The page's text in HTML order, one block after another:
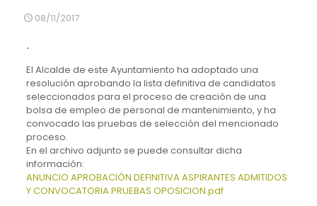
08/11/2017
.
El Alcalde de este Ayuntamiento ha adoptado una
resolución aprobando la lista definitiva de candidatos
seleccionados para el proceso de creación de una
bolsa de empleo de personal de mantenimiento, y ha
convocado las pruebas de selección del mencionado
proceso.
En el archivo adjunto se puede consultar dicha
información:
ANUNCIO APROBACIÓN DEFINITIVA ASPIRANTES ADMITIDOS
Y CONVOCATORIA PRUEBAS OPOSICION.pdf